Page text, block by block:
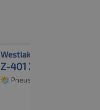
Westlake
Z-401 XL
Pneus toutes saisons